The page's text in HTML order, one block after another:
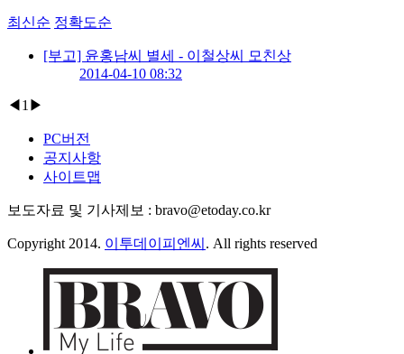
최신순 정확도순
[부고] 윤홍남씨 별세 - 이철상씨 모친상
2014-04-10 08:32
◀ 1 ▶
PC버전
공지사항
사이트맵
보도자료 및 기사제보 : bravo@etoday.co.kr
Copyright 2014. 이투데이피엔씨 . All rights reserved